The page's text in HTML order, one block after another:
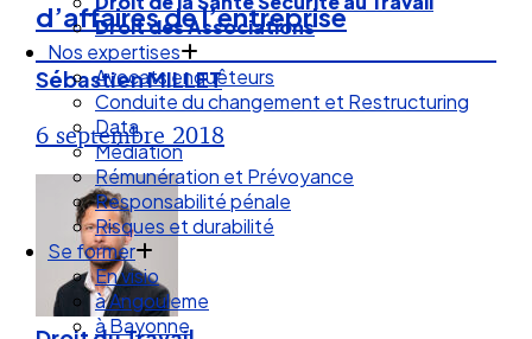
Droit des Associations
Nos expertises
Avocats enquêteurs
Conduite du changement et Restructuring
Data
Médiation
Rémunération et Prévoyance
Responsabilité pénale
Risques et durabilité
Se former
En visio
à Angouleme
à Bayonne
d’affaires de l’entreprise
Sébastien MILLET
6 septembre 2018